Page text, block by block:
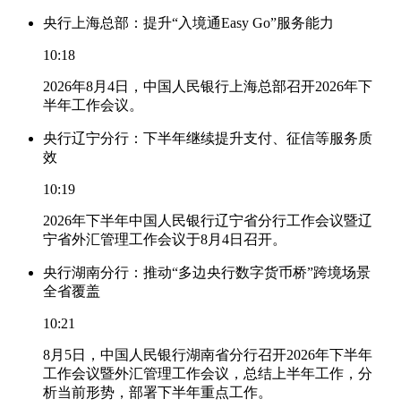
央行上海总部：提升“入境通Easy Go”服务能力
10:18
2026年8月4日，中国人民银行上海总部召开2026年下
半年工作会议。
央行辽宁分行：下半年继续提升支付、征信等服务质
效
10:19
2026年下半年中国人民银行辽宁省分行工作会议暨辽
宁省外汇管理工作会议于8月4日召开。
央行湖南分行：推动“多边央行数字货币桥”跨境场景
全省覆盖
10:21
8月5日，中国人民银行湖南省分行召开2026年下半年
工作会议暨外汇管理工作会议，总结上半年工作，分
析当前形势，部署下半年重点工作。